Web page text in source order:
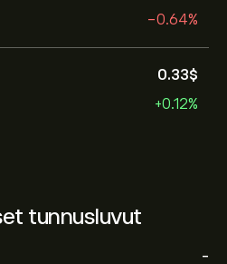
-0.64%
0.33‎$‎
+0.12%
tunnusluvut
-